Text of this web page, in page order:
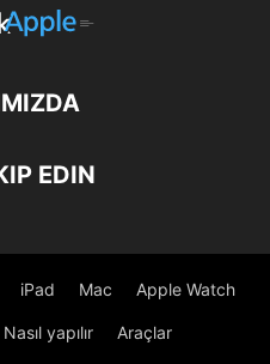
EDIN
iPad Mac Apple Watch
Nasıl yapılır Araçlar